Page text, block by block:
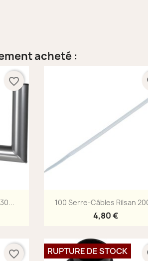
acheté :
favorite_border
Aperçu rapide
100 Serre-Câbles Rilsan
4,80 €
favorite_border RUPTURE DE STOCK